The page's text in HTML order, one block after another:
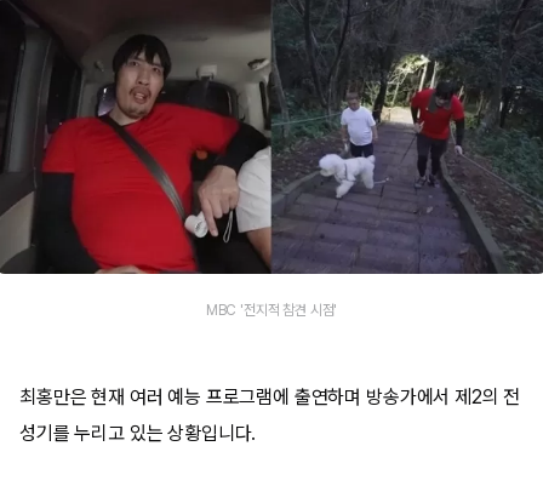
MBC '전지적 참견 시점'
최홍만은 현재 여러 예능 프로그램에 출연하며 방송가에서 제2의 전
성기를 누리고 있는 상황입니다.